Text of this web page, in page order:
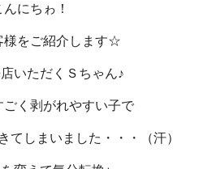
んにちゎ！
様をご紹介します☆
いただくＳちゃん♪
ごく剥がれやすい子で
てしまいました・・・（汗）